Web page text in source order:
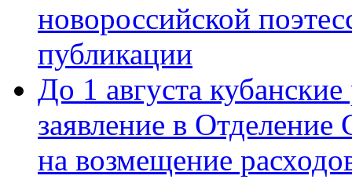
новороссийской
публикации
До 1 августа
заявление в
на возмещение